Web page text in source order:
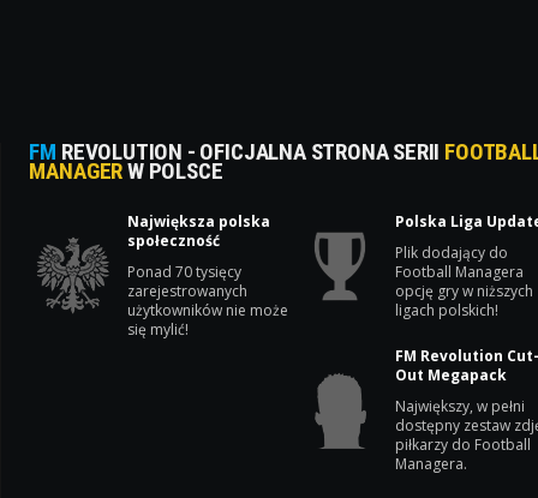
FM REVOLUTION - OFICJALNA STRONA SERII
MANAGERW POLSCE
Największa polska
społeczność
Ponad 70 tysięcy
zarejestrowanych
użytkowników nie może
się mylić!
Polska Liga
Plik dodający do
Football Managera
opcję gry w niższych
ligach polskich!
FM Revolution
Out Megapack
Największy, w pełni
dostępny zestaw
piłkarzy do Football
Managera.